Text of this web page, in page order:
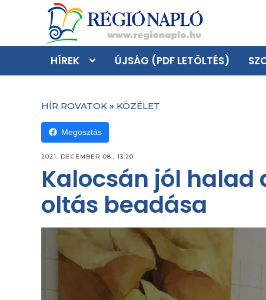
HÍREK ÚJSÁG (PDF LETÖLTÉS)
HÍR ROVATOK » KÖZÉLET
Megosztás
2021. DECEMBER 08., 13:20
Kalocsán jól
oltás beadása